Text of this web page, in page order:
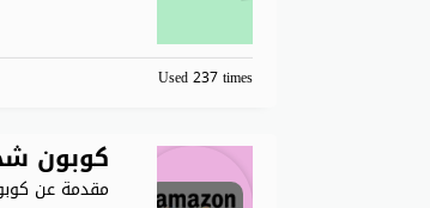
Used 237 times
كوبون شحن
مقدمة عن كوبون خصم